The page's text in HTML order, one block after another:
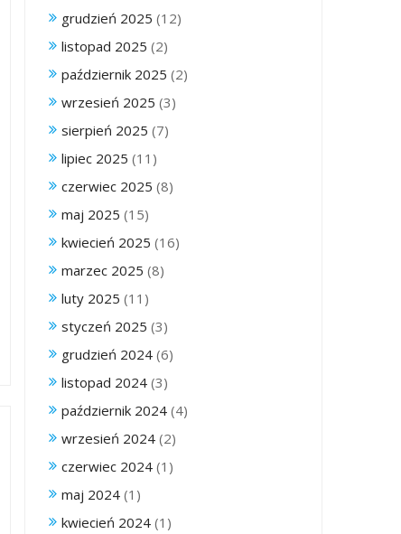
grudzień 2025 (12)
listopad 2025 (2)
październik 2025 (2)
wrzesień 2025 (3)
sierpień 2025 (7)
lipiec 2025 (11)
czerwiec 2025 (8)
maj 2025 (15)
kwiecień 2025 (16)
marzec 2025 (8)
luty 2025 (11)
styczeń 2025 (3)
grudzień 2024 (6)
listopad 2024 (3)
październik 2024 (4)
wrzesień 2024 (2)
czerwiec 2024 (1)
maj 2024 (1)
kwiecień 2024 (1)